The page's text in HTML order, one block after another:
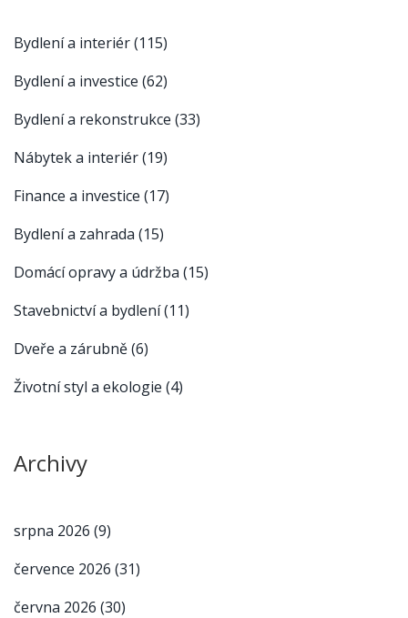
Bydlení a interiér(115)
Bydlení a investice (62)
Bydlení a rekonstrukce (33)
Nábytek a interiér(19)
Finance a investice (17)
Bydlení a zahrada (15)
Domácí opravy a údržba (15)
Stavebnictví a bydlení(11)
Dveře a zárubně(6)
Životní styl a ekologie (4)
Archivy
srpna 2026 (9)
července 2026 (31)
června 2026 (30)